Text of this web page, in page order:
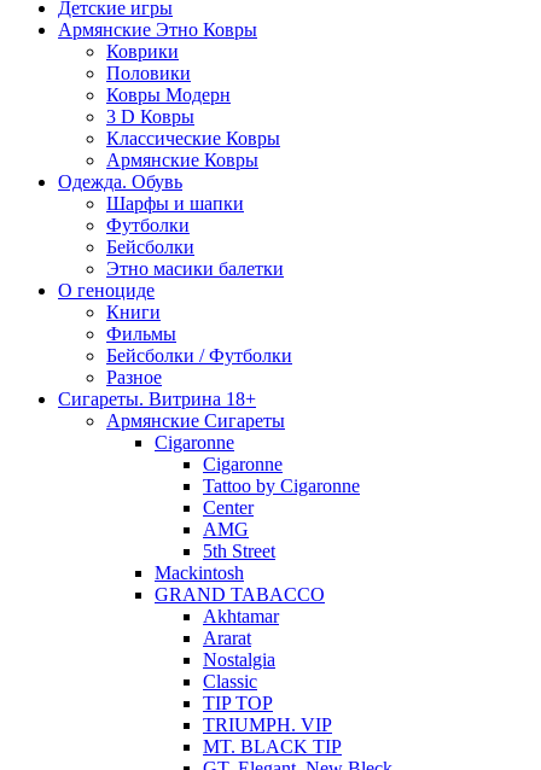
Детские игры
Армянские Этно Ковры
Коврики
Половики
Ковры Модерн
3 D Ковры
Классические Ковры
Армянские Ковры
Одежда. Обувь
Шарфы и шапки
Футболки
Бейсболки
Этно масики балетки
О геноциде
Книги
Фильмы
Бейсболки / Футболки
Разное
Сигареты. Витрина 18+
Армянские Сигареты
Cigaronne
Cigaronne
Tattoo by Cigaronne
Center
AMG
5th Street
Mackintosh
GRAND TABACCO
Akhtamar
Ararat
Nostalgia
Classic
TIP TOP
TRIUMPH. VIP
MT. BLACK TIP